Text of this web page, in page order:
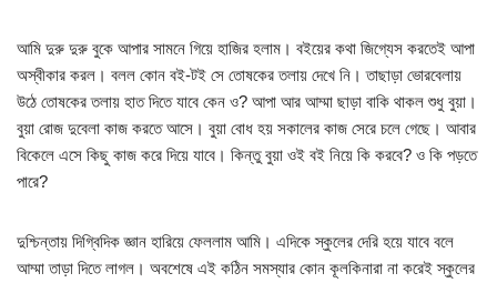
আমি দুরু দুরু বুকে আপার সামনে গিয়ে হাজির হলাম। বইয়ের কথা জিগ্যেস করতেই আপা
অস্বীকার করল। বলল কোন বই-টই সে তোষকের তলায় দেখে নি। তাছাড়া ভোরবেলায়
উঠে তোষকের তলায় হাত দিতে যাবে কেন ও? আপা আর আম্মা ছাড়া বাকি থাকল শুধু বুয়া।
বুয়া রোজ দুবেলা কাজ করতে আসে। বুয়া বোধ হয় সকালের কাজ সেরে চলে গেছে। আবার
বিকেলে এসে কিছু কাজ করে দিয়ে যাবে। কিন্তু বুয়া ওই বই নিয়ে কি করবে? ও কি পড়তে
পারে?
দুশ্চিন্তায় দিগ্বিদিক জ্ঞান হারিয়ে ফেললাম আমি। এদিকে স্কুলের দেরি হয়ে যাবে বলে
আম্মা তাড়া দিতে লাগল। অবশেষে এই কঠিন সমস্যার কোন কূলকিনারা না করেই স্কুলের